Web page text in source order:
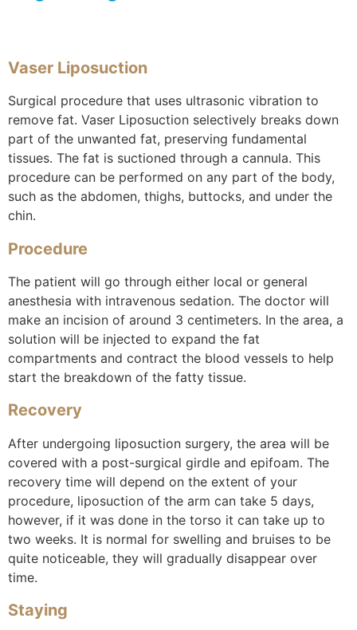
Vaser Liposuction
Surgical procedure that uses ultrasonic vibration to
remove fat. Vaser Liposuction selectively breaks down
part of the unwanted fat, preserving fundamental
tissues. The fat is suctioned through a cannula. This
procedure can be performed on any part of the body,
such as the abdomen, thighs, buttocks, and under the
chin.
Procedure
The patient will go through either local or general
anesthesia with intravenous sedation. The doctor will
make an incision of around 3 centimeters. In the area, a
solution will be injected to expand the fat
compartments and contract the blood vessels to help
start the breakdown of the fatty tissue.
Recovery
After undergoing liposuction surgery, the area will be
covered with a post-surgical girdle and epifoam. The
recovery time will depend on the extent of your
procedure, liposuction of the arm can take 5 days,
however, if it was done in the torso it can take up to
two weeks. It is normal for swelling and bruises to be
quite noticeable, they will gradually disappear over
time.
Staying